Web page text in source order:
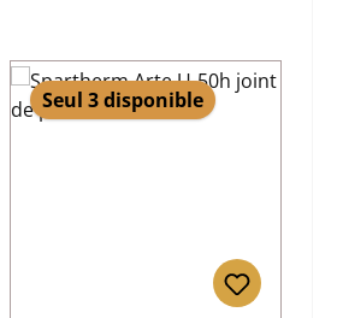
Seul 3 disponible